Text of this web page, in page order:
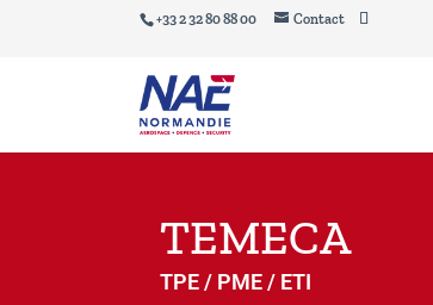
+33 2 32 80 88 00 Contact
TEMECA
TPE / PME / ETI